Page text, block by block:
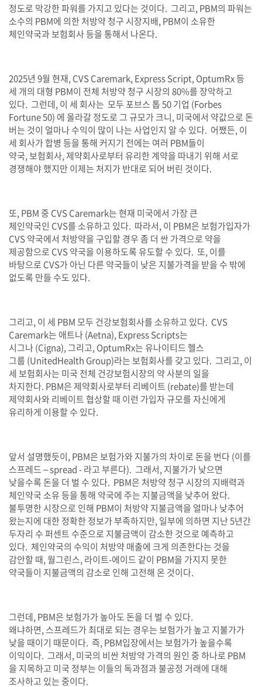
정도로 막강한 파워를 가지고 있다는 것이다. 그리고, PBM의 파워는
소수의 PBM에 의한 처방약 청구 시장지배, PBM이 소유한
체인약국과 보험회사 등을 통해서 나온다.
2025년 9월 현재, CVS Caremark, Express Script, OptumRx등
세 개의 대형 PBM이 전체 처방약 청구 시장의 80%를 장악하고
있다. 그런데, 이 세 회사는 모두 포브스 톱50기업 (Forbes
Fortune 50) 에 올라갈 정도로 그 규모가 크니, 미국에서 약값으로 돈
버는 것이 얼마나 수익이 많이 나는 사업인지 알 수 있다. 어쨌든, 이
세 회사가 합병 등을 통해 커지기 전에는 여러 PBM들이
약국,보험회사, 제약회사로부터 유리한 계약을 따내기 위해 서로
경쟁해야 했지만 이제는 처지가 반대로 되어 버린 것이다.
또, PBM중 CVS Caremark는 현재 미국에서 가장 큰
체인약국인 CVS를 소유하고 있다. 따라서, 이 PBM은 보험가입자가
CVS약국에서 처방약을 구입할 경우 좀 더 싼 가격으로 약을
제공함으로 CVS약국을 이용하도록 유도할 수 있다. 또, 이를
바탕으로 CVS가 아닌 다른 약국들이 낮은 지불가격을 받을 수 밖에
없도록 만들 수도 있다.
그리고, 이 세 PBM모두 건강보험회사를 소유하고 있다. CVS
Caremark는 애트나(Aetna), Express Scripts는
시그나(Cigna), 그리고, OptumRx는 유나이티드 헬스
그룹 (UnitedHealth Group)라는 보험회사를 갖고 있다. 그리고, 이
세 보험회사는 미국 전체 건강보험시장의 약 사분의 일을
차지한다. PBM은 제약회사로부터 리베이트 (rebate)를 받는데
제약회사와 리베이트 협상할 때 이런 가입자 규모를 자신에게
유리하게 이용할 수 있다.
앞서 설명했듯이, PBM은 보험가와 지불가의 차이로 돈을 번다(이를
스프레드– spread -라고 부른다). 그래서, 지불가가 낮으면
낮을수록 돈을 더 벌 수 있다. PBM은 처방약 청구 시장의 지배력과
체인약국 소유 등을 통해 약국에 주는 지불금액을 낮추어 왔다.
불투명한 시장으로 인해 PBM이 처방약 지불금액을 얼마나 낮추어
왔는지에 대한 정확한 정보가 부족하지만, 일부에 의하면 지난5년간
두자리 수 퍼센트 수준으로 지불금액이 감소한 것으로 예측하고
있다. 체인약국의 수익이 처방약 매출에 크게 의존한다는 것을
감안할 때,월그린스, 라이트-에이드 같이 PBM을 가지지 못한
약국들이 지불금액의 감소로 인해 고전해 온 것이다.
그런데, PBM은 보험가가 높아도 돈을 더 벌 수 있다.
왜냐하면,스프레드가 최대로 되는 경우는 보험가가 높고 지불가가
낮을 때이기 때문이다. 즉, PBM입장에서는 보험가가 높을수록
이익이다. 그래서, 미국의 비싼 처방약 가격의 원인 중 하나로 PBM
을 지목하고 미국 정부는 이들의 독과점과 불공정 거래에 대해
조사하고 있는 중이다.